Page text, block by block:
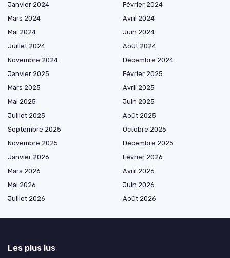
Janvier 2024
Février 2024
Mars 2024
Avril 2024
Mai 2024
Juin 2024
Juillet 2024
Août 2024
Novembre 2024
Décembre 2024
Janvier 2025
Février 2025
Mars 2025
Avril 2025
Mai 2025
Juin 2025
Juillet 2025
Août 2025
Septembre 2025
Octobre 2025
Novembre 2025
Décembre 2025
Janvier 2026
Février 2026
Mars 2026
Avril 2026
Mai 2026
Juin 2026
Juillet 2026
Août 2026
Les plus lus